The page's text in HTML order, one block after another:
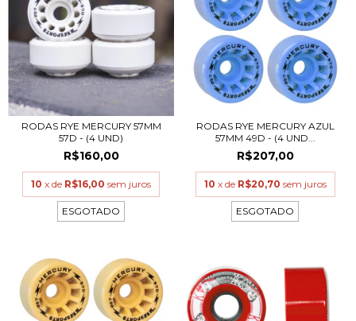
RODAS RYE MERCURY 57MM
57D - (4 UND)
R$160,00
10 x de R$16,00 sem juros
ESGOTADO
RODAS RYE MERCURY AZUL
57MM 49D - (4 UND...
R$207,00
10 x de R$20,70 sem juros
ESGOTADO